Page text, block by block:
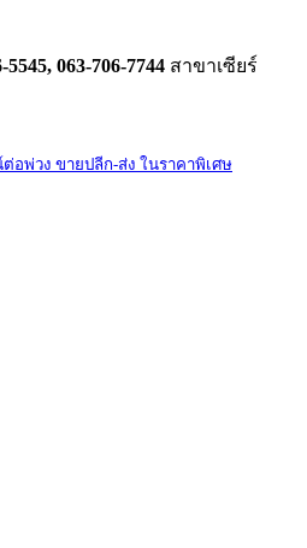
5545, 063-706-7744 สาขาเซียร์
อพ่วง ขายปลีก-ส่ง ในราคาพิเศษ